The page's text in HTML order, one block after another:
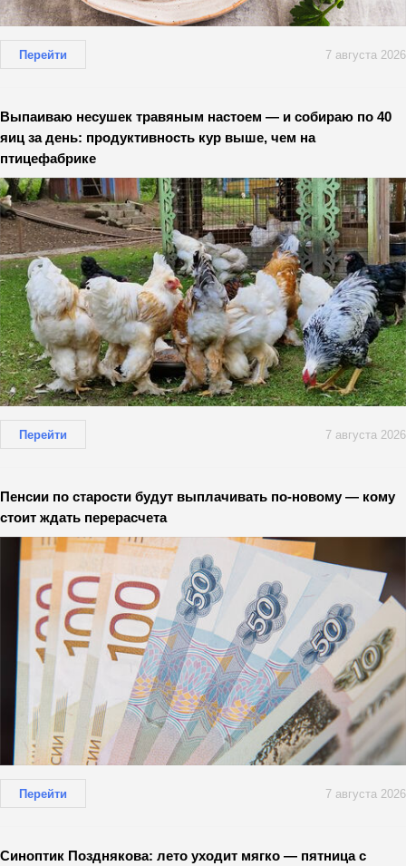
Перейти 7 августа 2026
Выпаиваю несушек травяным настоем — и собираю по 40
яиц за день: продуктивность кур выше, чем на
птицефабрике
Перейти 7 августа 2026
Пенсии по старости будут выплачивать по-новому — кому
стоит ждать перерасчета
Перейти 7 августа 2026
Синоптик Позднякова: лето уходит мягко — пятница с